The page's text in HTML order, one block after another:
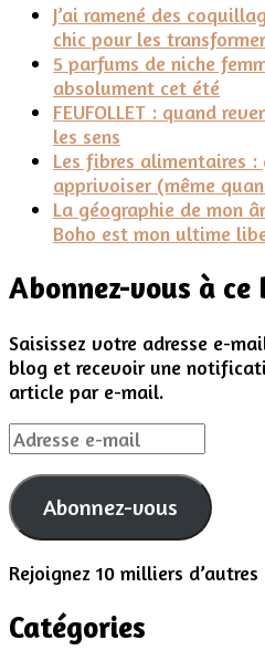
J’ai ramené des
chic pour les
5 parfums de niche
absolument cet été
FEUFOLLET : quand
les sens
Les fibres alimentaires
apprivoiser (même
La géographie de mon
Boho est mon ultime
Abonnez-vous à
Saisissez votre adresse e-
blog et recevoir une
article par e-mail.
Adresse
e-
mail
Abonnez-vous
Rejoignez 10 milliers d’autres
Catégories